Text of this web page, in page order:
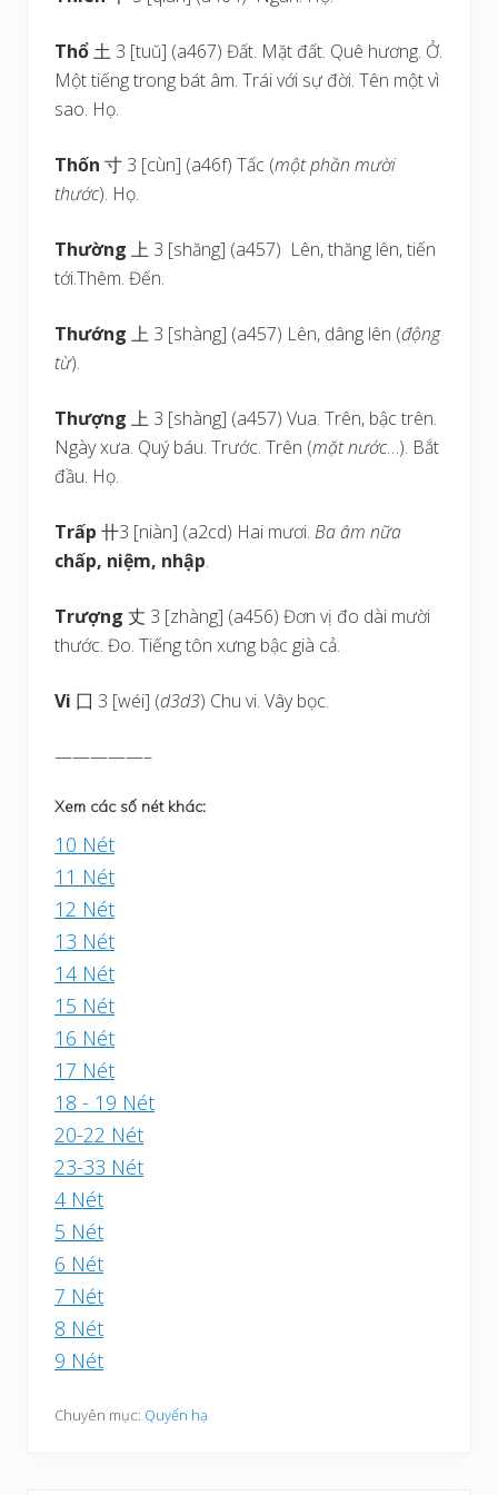
Thổ土 3 [tuŭ] (a467) Đất. Mặt đất. Quê hương. Ở.
Một tiếng trong bát âm. Trái với sự đời. Tên một vì
sao. Họ.
Thốn 寸 3 [cùn] (a46f) Tấc (một phần mười
thước). Họ.
Thường 上 3 [shăng] (a457) Lên, thăng lên, tiến
tới.Thêm. Đến.
Thướng 上 3 [shàng] (a457) Lên, dâng lên (động
từ).
Thượng 上 3 [shàng] (a457) Vua. Trên, bậc trên.
Ngày xưa. Quý báu. Trước. Trên (mặt nước…). Bắt
đầu. Họ.
Trấp 卄3 [niàn] (a2cd) Hai mươi. Ba âm nữa
chấp, niệm, nhập.
Trượng 丈 3 [zhàng] (a456) Đơn vị đo dài mười
thước. Đo. Tiếng tôn xưng bậc già cả.
Vi 囗 3 [wéi] (d3d3) Chu vi. Vây bọc.
—————–
Xem các số nét khác:
10 Nét
11 Nét
12 Nét
13 Nét
14 Nét
15 Nét
16 Nét
17 Nét
18 - 19 Nét
20-22 Nét
23-33 Nét
4 Nét
5 Nét
6 Nét
7 Nét
8 Nét
9 Nét
Chuyên mục: Quyển hạ